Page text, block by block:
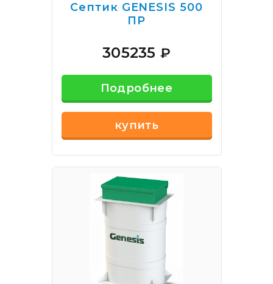
Септик GENESIS 500
ПР
305235 ₽
Подробнее
купить